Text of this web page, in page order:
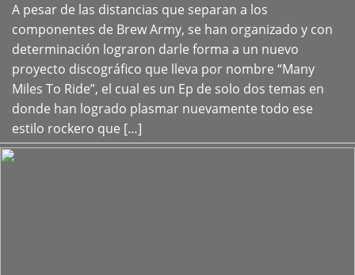
A pesar de las distancias que separan a los
componentes de Brew Army, se han organizado y con
determinación lograron darle forma a un nuevo
proyecto discográfico que lleva por nombre “Many
Miles To Ride”, el cual es un Ep de solo dos temas en
donde han logrado plasmar nuevamente todo ese
estilo rockero que […]
+